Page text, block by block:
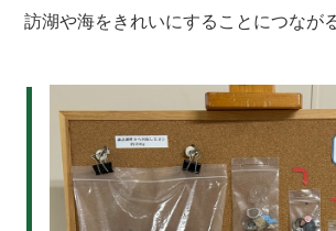
訪湖や海をきれいにすることにつなが